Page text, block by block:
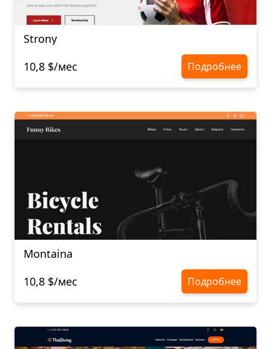
Strony
10,8 $/мес
Подробнее
Montaina
10,8 $/мес
Подробнее